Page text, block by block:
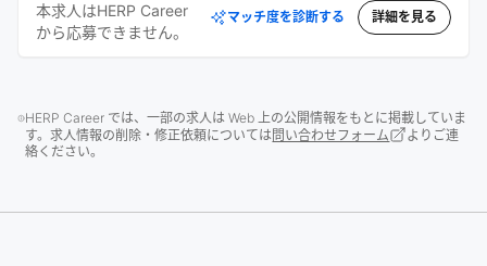
本求人はHERP Career
から応募できません。
マッチ度を診断する 詳細を見る
HERP Career では、一部の求人は Web 上の公開情報をもとに掲載していま
す。求人情報の削除・修正依頼については問い合わせフォーム
よりご連
絡ください。